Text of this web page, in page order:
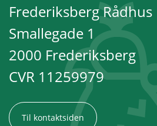
Frederiksberg Rådhus
Smallegade 1
2000 Frederiksberg
CVR 11259979
Til kontaktsiden